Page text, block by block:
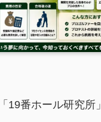
19番ホール研究所